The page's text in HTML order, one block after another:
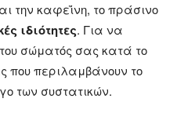
την καφεΐνη, το πράσινο
ιδιότητες. Για να
σώματός σας κατά το
που περιλαμβάνουν το
των συστατικών.